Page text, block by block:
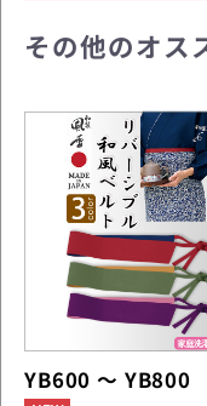
その他のオス
YB600 ～ YB800